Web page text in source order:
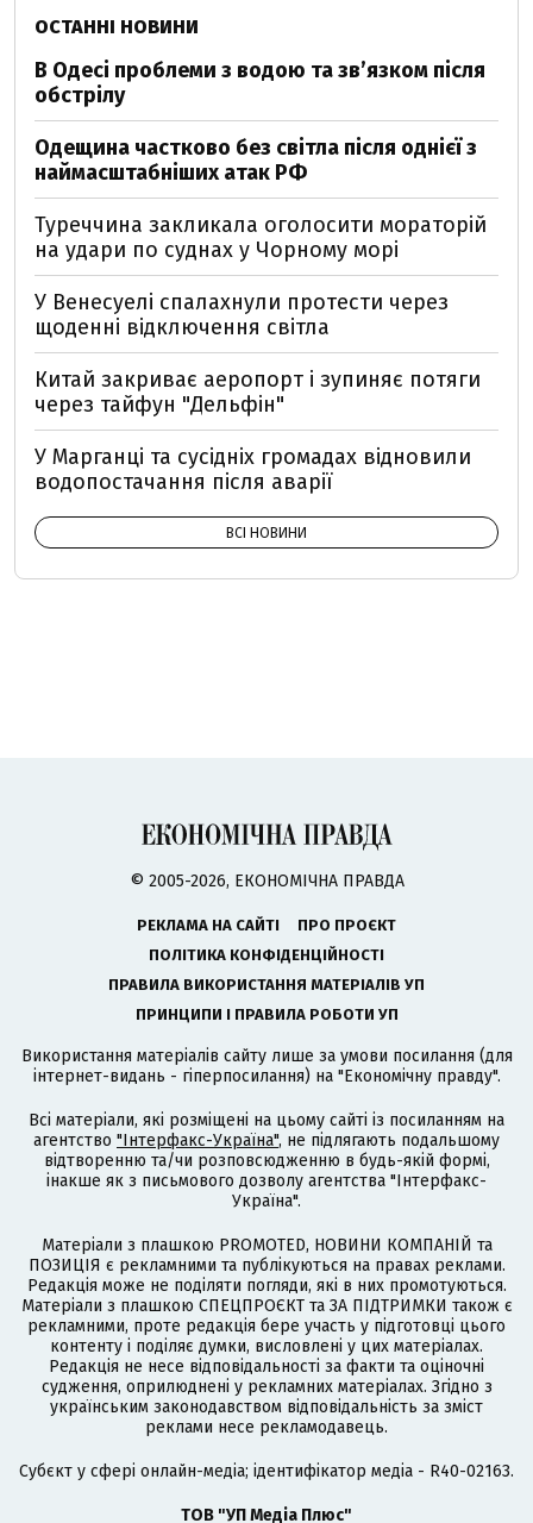
ОСТАННІ НОВИНИ
В Одесі проблеми з водою та звʼязком після
обстрілу
Одещина частково без світла після однієї з
наймасштабніших атак РФ
Туреччина закликала оголосити мораторій
на удари по суднах у Чорному морі
У Венесуелі спалахнули протести через
щоденні відключення світла
Китай закриває аеропорт і зупиняє потяги
через тайфун "Дельфін"
У Марганці та сусідніх громадах відновили
водопостачання після аварії
ВСІ НОВИНИ
© 2005-2026, ЕКОНОМІЧНА ПРАВДА
РЕКЛАМА НА САЙТІ
ПРО ПРОЄКТ
ПОЛІТИКА КОНФІДЕНЦІЙНОСТІ
ПРАВИЛА ВИКОРИСТАННЯ МАТЕРІАЛІВ УП
ПРИНЦИПИ І ПРАВИЛА РОБОТИ УП
Використання матеріалів сайту лише за умови посилання (для
інтернет-видань - гіперпосилання) на "Економічну правду".
Всі матеріали, які розміщені на цьому сайті із посиланням на
агентство "Інтерфакс-Україна", не підлягають подальшому
відтворенню та/чи розповсюдженню в будь-якій формі,
інакше як з письмового дозволу агентства "Інтерфакс-
Україна".
Матеріали з плашкою PROMOTED, НОВИНИ КОМПАНІЙ та
ПОЗИЦІЯ є рекламними та публікуються на правах реклами.
Редакція може не поділяти погляди, які в них промотуються.
Матеріали з плашкою СПЕЦПРОЄКТ та ЗА ПІДТРИМКИ також є
рекламними, проте редакція бере участь у підготовці цього
контенту і поділяє думки, висловлені у цих матеріалах.
Редакція не несе відповідальності за факти та оціночні
судження, оприлюднені у рекламних матеріалах. Згідно з
українським законодавством відповідальність за зміст
реклами несе рекламодавець.
Cубєкт у сфері онлайн-медіа; ідентифікатор медіа - R40-02163.
ТОВ "УП Медіа Плюс"